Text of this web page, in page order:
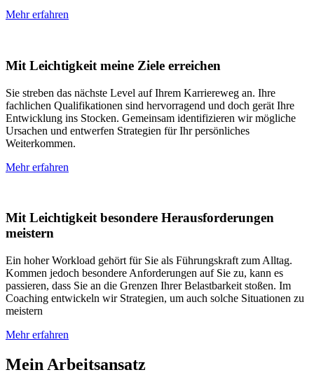
Mehr erfahren
Mit Leichtigkeit meine Ziele erreichen
Sie streben das nächste Level auf Ihrem Karriereweg an. Ihre
fachlichen Qualifikationen sind hervorragend und doch gerät Ihre
Entwicklung ins Stocken. Gemeinsam identifizieren wir mögliche
Ursachen und entwerfen Strategien für Ihr persönliches
Weiterkommen.
Mehr erfahren
Mit Leichtigkeit besondere Herausforderungen
meistern
Ein hoher Workload gehört für Sie als Führungskraft zum Alltag.
Kommen jedoch besondere Anforderungen auf Sie zu, kann es
passieren, dass Sie an die Grenzen Ihrer Belastbarkeit stoßen. Im
Coaching entwickeln wir Strategien, um auch solche Situationen zu
meistern
Mehr erfahren
Mein Arbeitsansatz